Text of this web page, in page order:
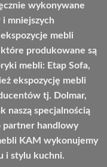
wykonywane
mniejszych
mebli
produkowane są
mebli: Etap Sofa,
ekspozycję mebli
tj. Dolmar,
naszą specjalnością
partner handlowy
KAM wykonujemy
i stylu kuchni.